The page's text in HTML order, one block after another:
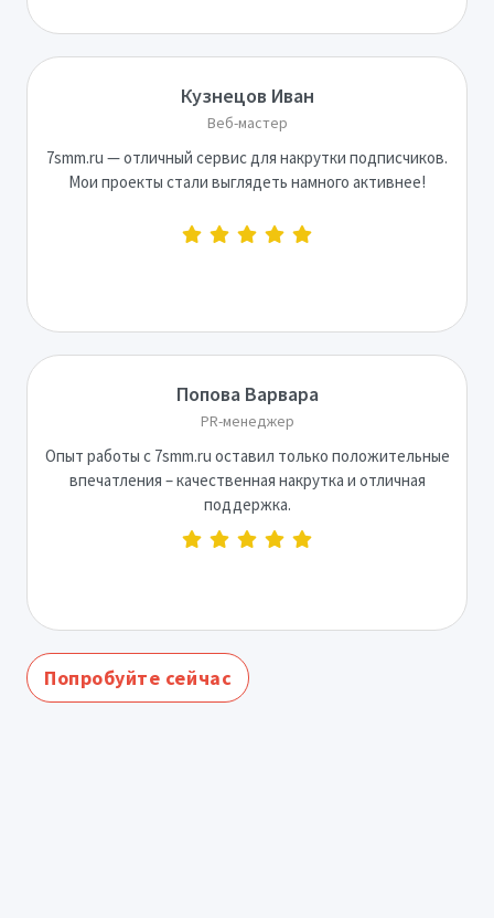
Кузнецов Иван
Веб-мастер
7smm.ru — отличный сервис для накрутки подписчиков.
Мои проекты стали выглядеть намного активнее!
Попова Варвара
PR-менеджер
Опыт работы с 7smm.ru оставил только положительные
впечатления – качественная накрутка и отличная
поддержка.
Попробуйте сейчас